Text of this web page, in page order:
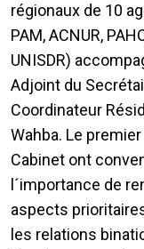
régionaux de 10
PAM, ACNUR,
UNISDR)
Adjoint du
Coordinateur
Wahba. Le
Cabinet ont
l´importance de
aspects
les relations